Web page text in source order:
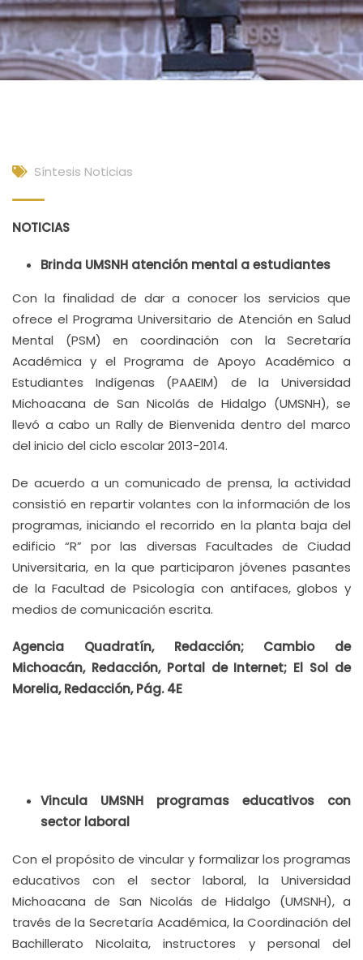
Síntesis Noticias
NOTICIAS
Brinda UMSNH atención mental a estudiantes
Con la finalidad de dar a conocer los servicios que
ofrece el Programa Universitario de Atención en Salud
Mental (PSM) en coordinación con la Secretaría
Académica y el Programa de Apoyo Académico a
Estudiantes Indígenas (PAAEIM) de la Universidad
Michoacana de San Nicolás de Hidalgo (UMSNH), se
llevó a cabo un Rally de Bienvenida dentro del marco
del inicio del ciclo escolar 2013-2014.
De acuerdo a un comunicado de prensa, la actividad
consistió en repartir volantes con la información de los
programas, iniciando el recorrido en la planta baja del
edificio “R” por las diversas Facultades de Ciudad
Universitaria, en la que participaron jóvenes pasantes
de la Facultad de Psicología con antifaces, globos y
medios de comunicación escrita.
Agencia Quadratín, Redacción; Cambio de
Michoacán, Redacción, Portal de Internet; El Sol de
Morelia, Redacción, Pág. 4E
Vincula UMSNH programas educativos con
sector laboral
Con el propósito de vincular y formalizar los programas
educativos con el sector laboral, la Universidad
Michoacana de San Nicolás de Hidalgo (UMSNH), a
través de la Secretaría Académica, la Coordinación del
Bachillerato Nicolaita, instructores y personal del